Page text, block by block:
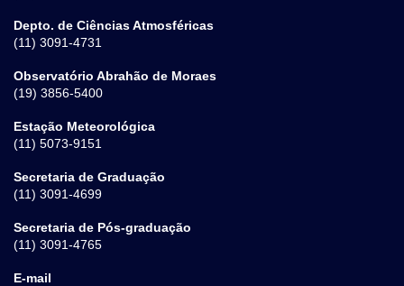
Depto. de Ciências Atmosféricas
(11) 3091-4731
Observatório Abrahão de Moraes
(19) 3856-5400
Estação Meteorológica
(11) 5073-9151
Secretaria de Graduação
(11) 3091-4699
Secretaria de Pós-graduação
(11) 3091-4765
E-mail